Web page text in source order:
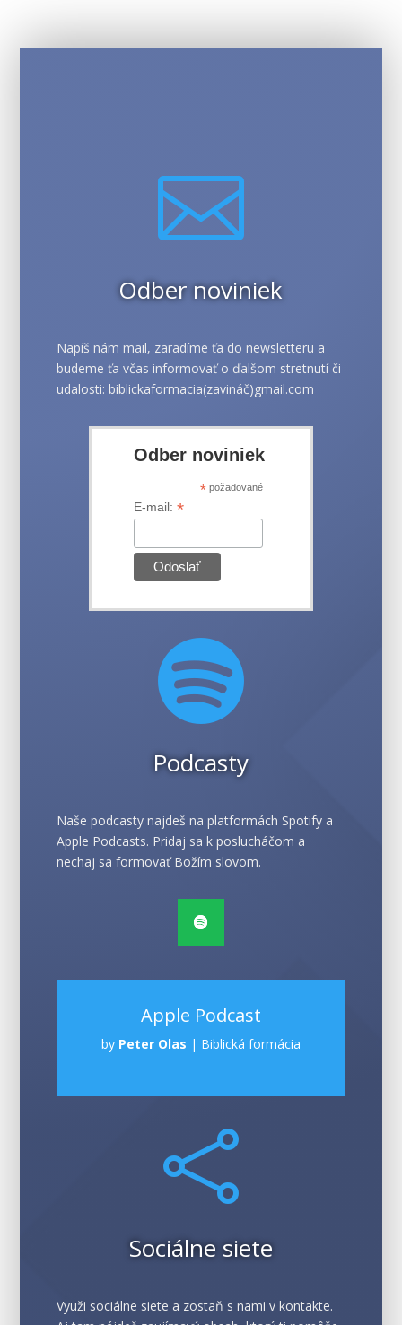

Odber noviniek
Napíš nám mail, zaradíme ťa do newsletteru a
budeme ťa včas informovať o ďalšom stretnutí či
udalosti: biblickaformacia(zavináč)gmail.com
Odber noviniek
*požadované
E-mail: *

Podcasty
Naše podcasty najdeš na platformách Spotify a
Apple Podcasts. Pridaj sa k poslucháčom a
nechaj sa formovať Božím slovom.
Apple Podcast
by Peter Olas | Biblická formácia

Sociálne siete
Využi sociálne siete a zostaň s nami v kontakte.